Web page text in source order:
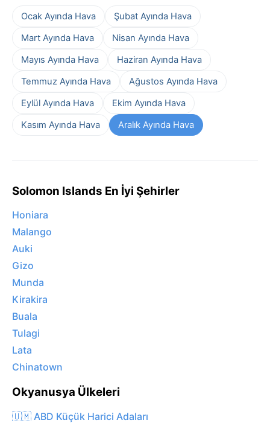
Ocak Ayında Hava
Şubat Ayında Hava
Mart Ayında Hava
Nisan Ayında Hava
Mayıs Ayında Hava
Haziran Ayında Hava
Temmuz Ayında Hava
Ağustos Ayında Hava
Eylül Ayında Hava
Ekim Ayında Hava
Kasım Ayında Hava
Aralık Ayında Hava
Solomon Islands En İyi Şehirler
Honiara
Malango
Auki
Gizo
Munda
Kirakira
Buala
Tulagi
Lata
Chinatown
Okyanusya Ülkeleri
🇺🇲 ABD Küçük Harici Adaları